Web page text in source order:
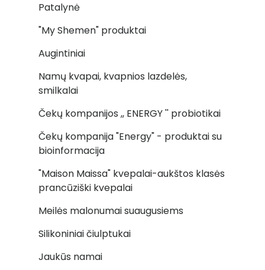
Patalynė
"My Shemen" produktai
Augintiniai
Namų kvapai, kvapnios lazdelės,
smilkalai
Čekų kompanijos ,, ENERGY '' probiotikai
Čekų kompanija "Energy" - produktai su
bioinformacija
"Maison Maissa" kvepalai-aukštos klasės
prancūziški kvepalai
Meilės malonumai suaugusiems
Silikoniniai čiulptukai
Jaukūs namai